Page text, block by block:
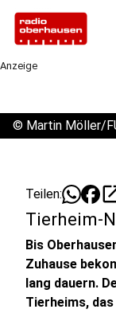
Anzeige
© Martin Möller/
Teilen:
Tierheim-
Bis
Zuhause
lang dauern.
Tierheims,